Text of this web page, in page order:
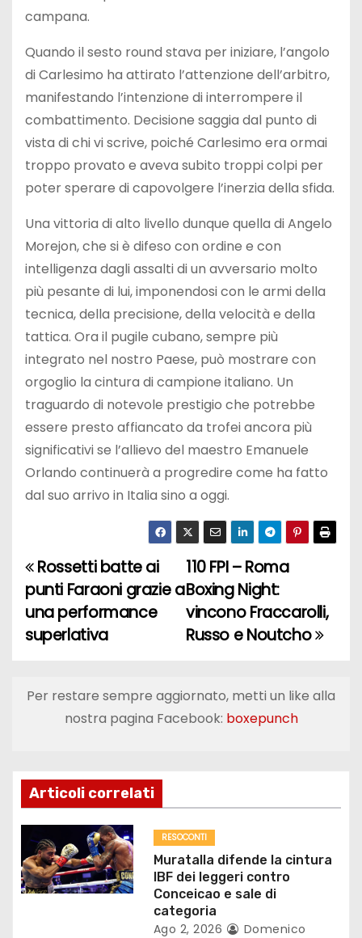
campana.
Quando il sesto round stava per iniziare, l’angolo
di Carlesimo ha attirato l’attenzione dell’arbitro,
manifestando l’intenzione di interrompere il
combattimento. Decisione saggia dal punto di
vista di chi vi scrive, poiché Carlesimo era ormai
troppo provato e aveva subito troppi colpi per
poter sperare di capovolgere l’inerzia della sfida.
Una vittoria di alto livello dunque quella di Angelo
Morejon, che si è difeso con ordine e con
intelligenza dagli assalti di un avversario molto
più pesante di lui, imponendosi con le armi della
tecnica, della precisione, della velocità e della
tattica. Ora il pugile cubano, sempre più
integrato nel nostro Paese, può mostrare con
orgoglio la cintura di campione italiano. Un
traguardo di notevole prestigio che potrebbe
essere presto affiancato da trofei ancora più
significativi se l’allievo del maestro Emanuele
Orlando continuerà a progredire come ha fatto
dal suo arrivo in Italia sino a oggi.
N
a
v
g
z
i
o
n
110 FPI – Roma
Boxing Night:
vincono Fraccarolli,
Russo e Noutcho
Rossetti batte ai
punti Faraoni grazie a
una performance
superlativa
Per restare sempre aggiornato, metti un like alla
nostra pagina Facebook: boxepunch
Articoli correlati
RESOCONTI
Muratalla difende la cintura
IBF dei leggeri contro
Conceicao e sale di
categoria
Ago 2, 2026
Domenico